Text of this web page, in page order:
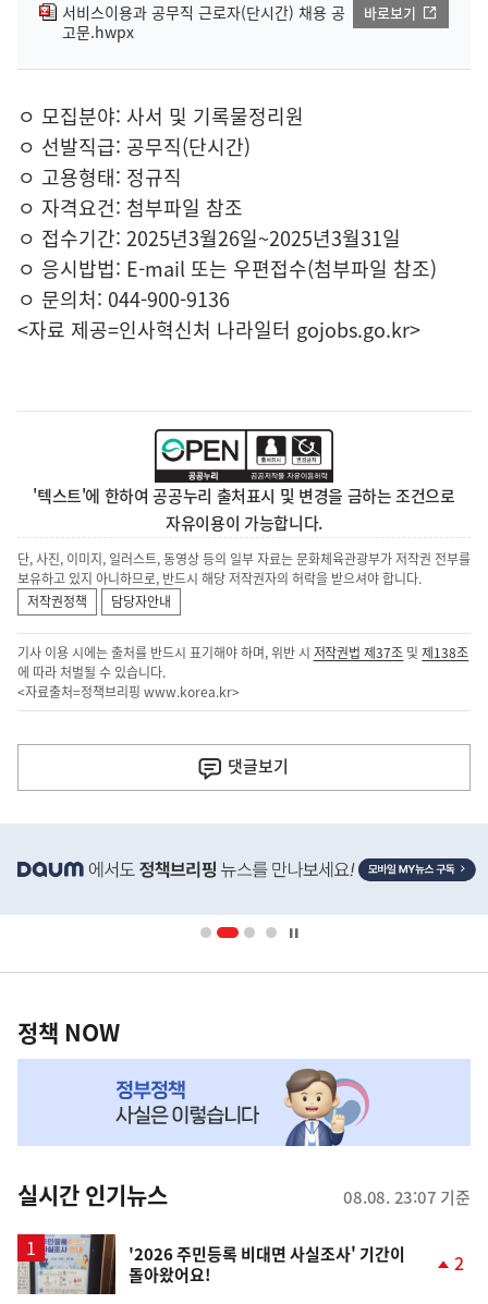
서비스이용과 공무직 근로자(단시간) 채용 공
고문.hwpx
바로보기
ㅇ 모집분야: 사서 및 기록물정리원
ㅇ 선발직급: 공무직(단시간)
ㅇ 고용형태: 정규직
ㅇ 자격요건: 첨부파일 참조
ㅇ 접수기간: 2025년3월26일~2025년3월31일
ㅇ 응시밥법: E-mail 또는 우편접수(첨부파일 참조)
ㅇ 문의처: 044-900-9136
<자료 제공=인사혁신처 나라일터 gojobs.go.kr>
'텍스트'에 한하여 공공누리 출처표시 및 변경을 금하는 조건으로
자유이용이 가능합니다.
단, 사진, 이미지, 일러스트, 동영상 등의 일부 자료는 문화체육관광부가 저작권 전부를
보유하고 있지 아니하므로, 반드시 해당 저작권자의 허락을 받으셔야 합니다.
저작권정책
담당자안내
기사 이용 시에는 출처를 반드시 표기해야 하며, 위반 시 저작권법 제37조 및제138조
에 따라 처벌될 수 있습니다.
<자료출처=정책브리핑 www.korea.kr>
다
음
기
댓글보기
단
영
책
NOW,
뉴
스
정책 NOW
실시간 인기뉴스 08.08. 23:07 기준
'2026 주민등록 비대면 사실조사' 기간이
돌아왔어요!
2